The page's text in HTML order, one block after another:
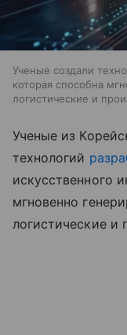
Ученые создали
которая способна
логистические и
Ученые из
технологий
искусственного
мгновенно
логистические и